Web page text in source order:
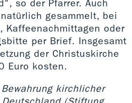
so der Pfarrer. Auch
gesammelt, bei
Kaffeenachmittagen oder
per Brief. Insgesamt
der Christuskirche
Euro kosten.
kirchlicher